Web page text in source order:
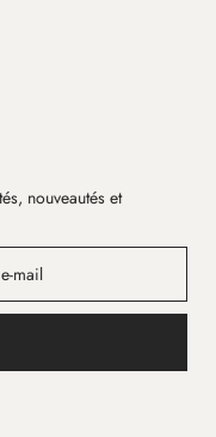
nouveautés et